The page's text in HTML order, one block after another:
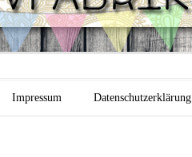
Impressum Datenschutzerklärung